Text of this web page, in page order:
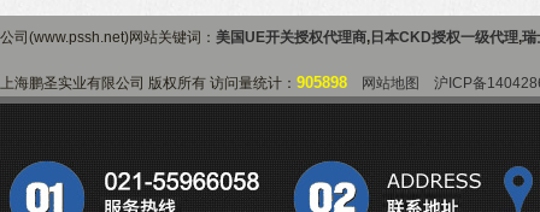
公司(www.pssh.net)网站关键词： 美国UE开关授权代理商, 日本CKD授权一级代理,瑞
上海鹏圣实业有限公司 版权所有 访问量统计： 905898 网站地图 沪ICP备